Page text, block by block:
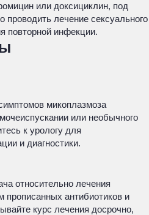
или доксициклин, под
проводить лечение сексуального
повторной инфекции.
микоплазмоза
или необычного
к урологу для
и диагностики.
относительно лечения
прописанных антибиотиков и
курс лечения досрочно,